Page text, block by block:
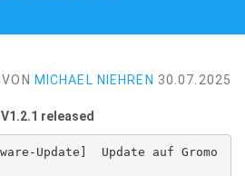
VON MICHAEL NIEHREN 30.07.2025
released
Update]  Update auf Gromo